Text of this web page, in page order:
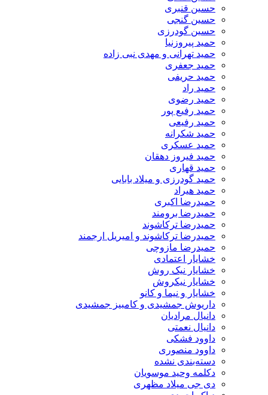
حسین قنبری
حسین گنجی
حسین گودرزی
حمید پیروزنیا
حمید تهرانی و مهدی نبی زاده
حمید جعفری
حمید حریفی
حمید راد
حمید رضوی
حمید رفیع پور
حمید رفیعی
حمید شکرانه
حمید عسکری
حمید فیروز دهقان
حمید قهاری
حمید گودرزی و میلاد بابایی
حمید هیراد
حمیدرضا اکبری
حمیدرضا برومند
حمیدرضا ترکاشوند
حمیدرضا ترکاشوند و امیریل ارجمند
حمیدرضا مازوچی
خشایار اعتمادی
خشایار نیک روش
خشایار نیکروش
خشایار و نیما و کانو
داریوش جمشیدی و کامبیز جمشیدی
دانیال مرادیان
دانیال نعمتی
داوود فشکی
داوود منصوری
دسته‌بندی نشده
دکلمه وحید موسویان
دی جی میلاد مظهری